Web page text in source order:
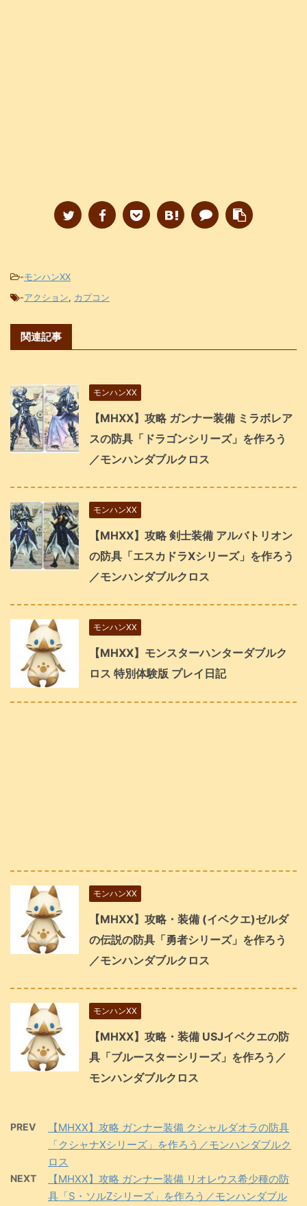
-モンハンXX
-アクション, カプコン
関連記事
モンハンXX
【MHXX】攻略 ガンナー装備 ミラボレア
スの防具「ドラゴンシリーズ」を作ろう
／モンハンダブルクロス
モンハンXX
【MHXX】攻略 剣士装備 アルバトリオン
の防具「エスカドラXシリーズ」を作ろう
／モンハンダブルクロス
モンハンXX
【MHXX】モンスターハンターダブルク
ロス 特別体験版 プレイ日記
モンハンXX
【MHXX】攻略・装備 (イベクエ)ゼルダ
の伝説の防具「勇者シリーズ」を作ろう
／モンハンダブルクロス
モンハンXX
【MHXX】攻略・装備 USJイベクエの防
具「ブルースターシリーズ」を作ろう／
モンハンダブルクロス
PREV
【MHXX】攻略 ガンナー装備 クシャルダオラの防具
「クシャナXシリーズ」を作ろう／モンハンダブルク
ロス
NEXT
【MHXX】攻略 ガンナー装備 リオレウス希少種の防
具「S・ソルZシリーズ」を作ろう／モンハンダブル